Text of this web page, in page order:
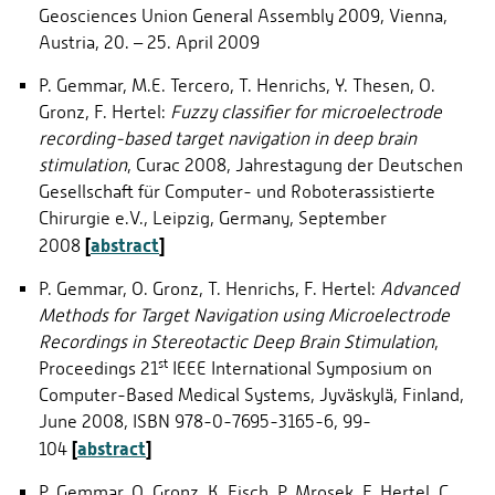
Geosciences Union General Assembly 2009, Vienna,
Austria, 20. – 25. April 2009
P. Gemmar, M.E. Tercero, T. Henrichs, Y. Thesen, O.
Gronz, F. Hertel: Fuzzy classifier for microelectrode
recording-based target navigation in deep brain
stimulation, Curac 2008, Jahrestagung der Deutschen
Gesellschaft für Computer- und Roboterassistierte
Chirurgie e.V., Leipzig, Germany, September
2008 [abstract]
P. Gemmar, O. Gronz, T. Henrichs, F. Hertel: Advanced
Methods for Target Navigation using Microelectrode
Recordings in Stereotactic Deep Brain Stimulation,
Proceedings 21st
IEEE International Symposium on
Computer-Based Medical Systems, Jyväskylä, Finland,
June 2008, ISBN 978-0-7695-3165-6, 99-
104 [abstract]